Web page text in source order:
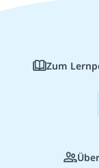
Zum